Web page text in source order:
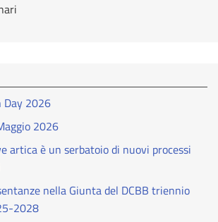
Day 2026
2026
artica è un serbatoio di nuovi processi
nella Giunta del DCBB triennio
2028